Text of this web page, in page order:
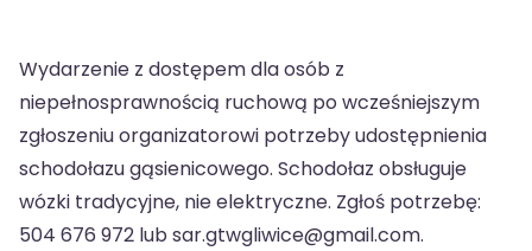
Wydarzenie z dostępem dla osób z
niepełnosprawnością ruchową po wcześniejszym
zgłoszeniu organizatorowi potrzeby udostępnienia
schodołazu gąsienicowego. Schodołaz obsługuje
wózki tradycyjne, nie elektryczne. Zgłoś potrzebę:
504 676 972 lub sar.gtwgliwice@gmail.com.